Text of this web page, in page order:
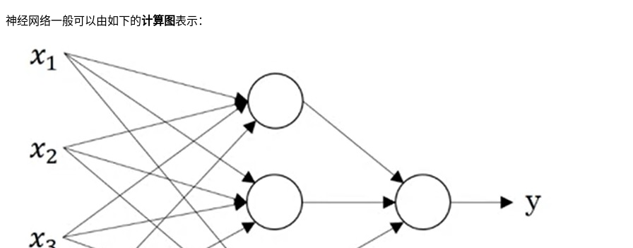
神经网络一般可以由如下的计算图表示：